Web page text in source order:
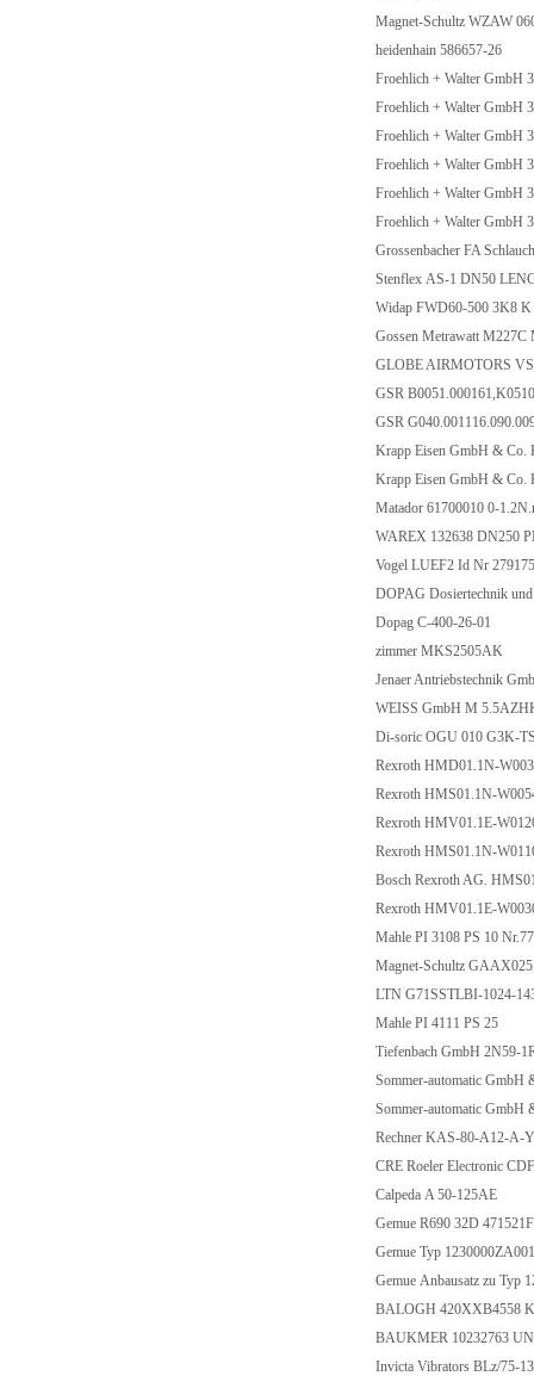
Magnet-Schultz WZAW
heidenhain 586657-26
Froehlich + Walter GmbH
Froehlich + Walter GmbH
Froehlich + Walter GmbH
Froehlich + Walter GmbH
Froehlich + Walter GmbH
Froehlich + Walter GmbH
Grossenbacher FA
Stenflex AS-1 DN50
Widap FWD60-500 3K8 K
Gossen Metrawatt
GLOBE AIRMOTORS
GSR
GSR
Krapp Eisen GmbH & Co.
Krapp Eisen GmbH & Co.
Matador 61700010 0-
WAREX 132638 DN250
Vogel LUEF2 Id Nr
DOPAG Dosiertechnik
Dopag C-400-26-01
zimmer MKS2505AK
Jenaer Antriebstechnik
WEISS GmbH M
Di-soric OGU 010 G3K-
Rexroth HMD01.1N-
Rexroth HMS01.1N-
Rexroth HMV01.1E-
Rexroth HMS01.1N-
Bosch Rexroth AG.
Rexroth HMV01.1E-
Mahle PI 3108 PS 10
Magnet-Schultz
LTN G71SSTLBI-1024-
Mahle PI 4111 PS 25
Tiefenbach GmbH 2N59-
Sommer-automatic
Sommer-automatic
Rechner KAS-80-A12-A-
CRE Roeler Electronic
Calpeda A 50-125AE
Gemue R690 32D
Gemue Typ
Gemue Anbausatz zu Typ
BALOGH 420XXB4558
BAUKMER 10232763
Invicta Vibrators BLz/75-